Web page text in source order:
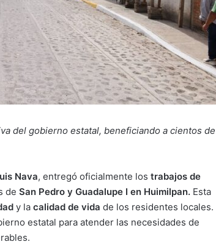
del gobierno estatal, beneficiando a cientos de
Nava, entregó oficialmente los trabajos de
de San Pedro y Guadalupe I en Huimilpan. Esta
y la calidad de vida de los residentes locales.
estatal para atender las necesidades de